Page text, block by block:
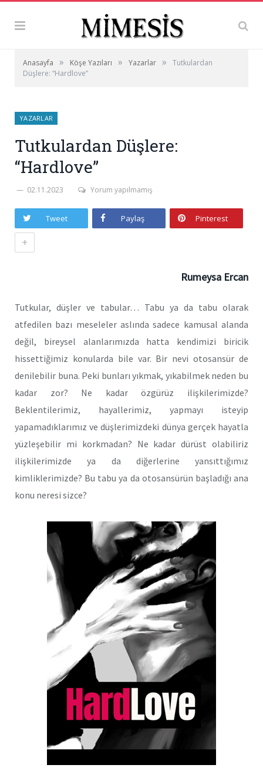
Anasayfa » Köşe Yazıları » Yazarlar »
Tutkulardan
Düşlere: “Hardlove”
YAZARLAR
Tutkulardan Düşlere:
“Hardlove”
02.11.2023 Yorum yapılmamış
Tweet Paylaş Pinterest
+
Rumeysa Ercan
Tutkular, düşler ve tabular… Tabu ya da tabu olarak
atfedilen bazı meseleler aslında sadece kamusal alanda
değil, bireysel alanlarımızda hatta kendimizi biricik
hissettiğimiz konularda bile var. Bir nevi otosansür de
denilebilir buna. Peki bunları yıkmak, yıkabilmek neden bu
kadar zor? Ne kadar özgürüz ilişkilerimizde?
Beklentilerimiz, hayallerimiz, yapmayı isteyip
yapamadıklarımız ve düşlerimizdeki dünya gerçek hayatla
yüzleşebilir mi korkmadan? Ne kadar dürüst olabiliriz
ilişkilerimizde ya da diğerlerine yansıttığımız
kimliklerimizde? Bu tabu ya da otosansürün başladığı ana
konu neresi sizce?